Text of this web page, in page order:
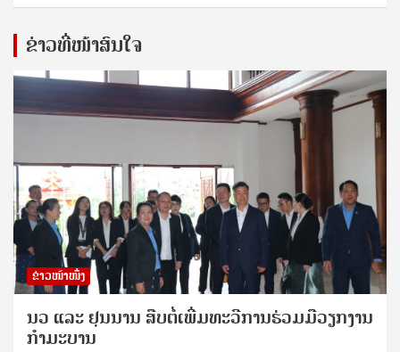
ຂ່າວທີ່ໜ້າສົນໃຈ
ຂ່າວໜ້າໜຶ່ງ
ນວ ແລະ ຢຸນນານ ສືບຕໍ່ເພີ່ມທະວີການຮ່ວມມືວຽກງານ
ກຳມະບານ